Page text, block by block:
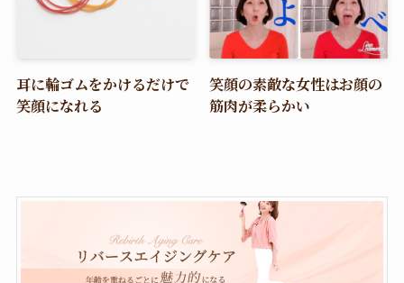
耳に輪ゴムをかけるだけで
笑顔になれる
笑顔の素敵な女性はお顔の
筋肉が柔らかい